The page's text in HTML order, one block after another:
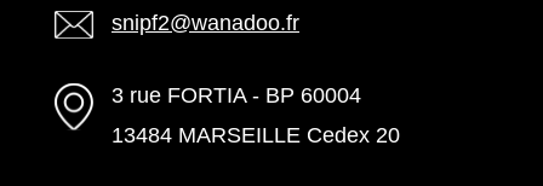
snipf2@wanadoo.fr
3 rue FORTIA - BP 60004
13484 MARSEILLE Cedex 20